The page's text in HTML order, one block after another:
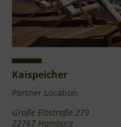
Kaispeicher
Partner Location
Große Elbstraße 279
22767 Hamburg